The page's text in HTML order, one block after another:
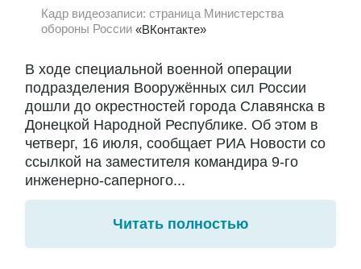
Кадр видеозаписи: страница Министерства
обороны России «ВКонтакте»
В ходе специальной военной операции
подразделения Вооружённых сил России
дошли до окрестностей города Славянска в
Донецкой Народной Республике. Об этом в
четверг, 16 июля, сообщает РИА Новости со
ссылкой на заместителя командира 9-го
инженерно-саперного...
Читать полностью